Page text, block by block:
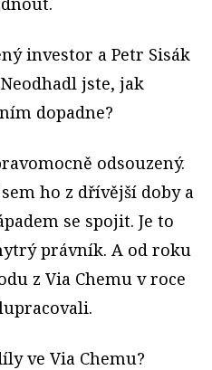
investor a Petr Sisák
jste, jak
dopadne?
odsouzený.
ho z dřívější doby a
se spojit. Je to
právník. A od roku
z Via Chemu v roce
ve Via Chemu?